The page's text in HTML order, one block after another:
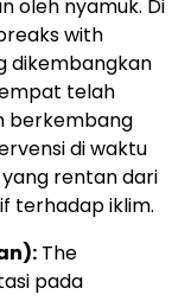
oleh nyamuk. Di
with
dikembangkan
telah
berkembang
di waktu
rentan dari
terhadap iklim.
The
pada